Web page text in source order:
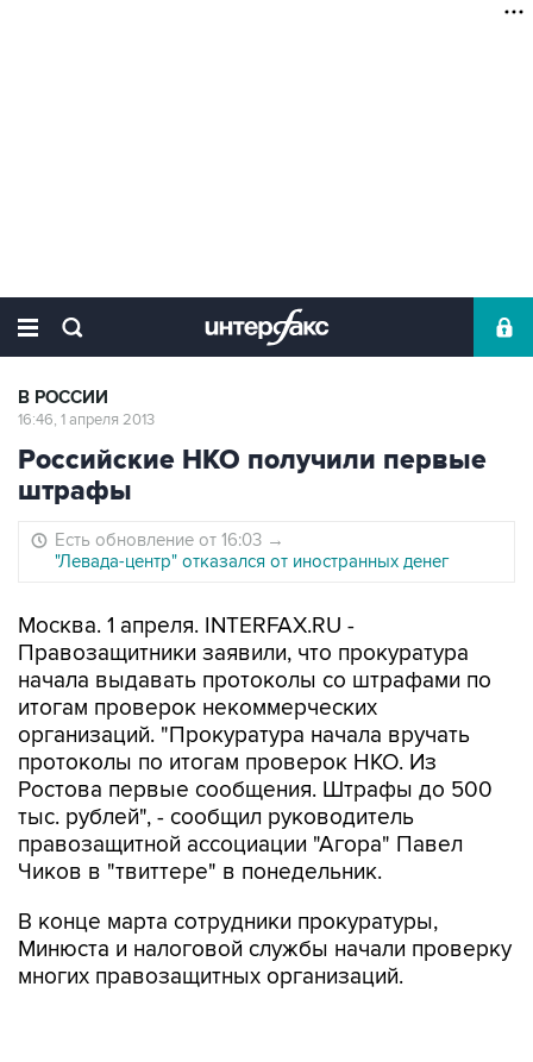
В РОССИИ
16:46, 1 апреля 2013
Российские НКО получили первые
штрафы
Есть обновление от 16:03 →
"Левада-центр" отказался от иностранных денег
Москва. 1 апреля. INTERFAX.RU -
Правозащитники заявили, что прокуратура
начала выдавать протоколы со штрафами по
итогам проверок некоммерческих
организаций. "Прокуратура начала вручать
протоколы по итогам проверок НКО. Из
Ростова первые сообщения. Штрафы до 500
тыс. рублей", - сообщил руководитель
правозащитной ассоциации "Агора" Павел
Чиков в "твиттере" в понедельник.
В конце марта сотрудники прокуратуры,
Минюста и налоговой службы начали проверку
многих правозащитных организаций.